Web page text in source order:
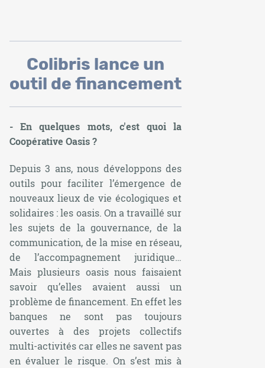
Colibris lance un
outil de financement
- En quelques mots, c'est quoi la
Coopérative Oasis ?
Depuis 3 ans, nous développons des
outils pour faciliter l’émergence de
nouveaux lieux de vie écologiques et
solidaires : les oasis. On a travaillé sur
les sujets de la gouvernance, de la
communication, de la mise en réseau,
de l’accompagnement juridique…
Mais plusieurs oasis nous faisaient
savoir qu’elles avaient aussi un
problème de financement. En effet les
banques ne sont pas toujours
ouvertes à des projets collectifs
multi-activités car elles ne savent pas
en évaluer le risque. On s’est mis à